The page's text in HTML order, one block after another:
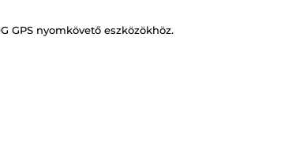
GPS nyomkövető eszközökhöz.